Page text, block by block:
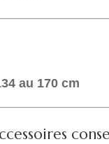
au 170 cm